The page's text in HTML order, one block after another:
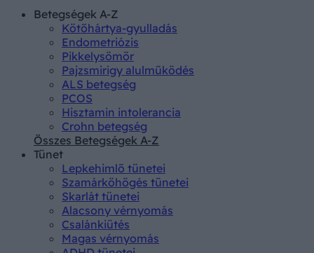
Betegségek A-Z
Kötőhártya-gyulladás
Endometriózis
Pikkelysömör
Pajzsmirigy alulműködés
ALS betegség
PCOS
Hisztamin intolerancia
Crohn betegség
Összes Betegségek A-Z
Tünet
Lepkehimlő tünetei
Szamárköhögés tünetei
Skarlát tünetei
Alacsony vérnyomás
Csalánkiütés
Magas vérnyomás